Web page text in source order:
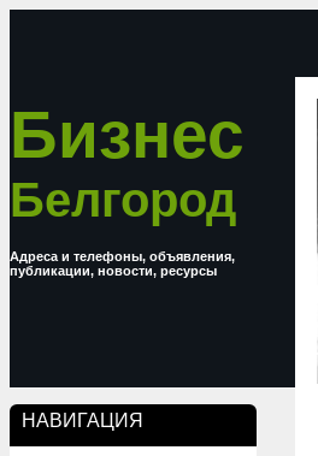
Бизнес
Белгород
Адреса и телефоны, объявления,
публикации, новости, ресурсы
НАВИГАЦИЯ